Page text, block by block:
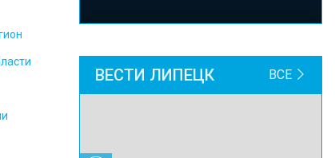
ВЕСТИ ЛИПЕЦК ВСЕ